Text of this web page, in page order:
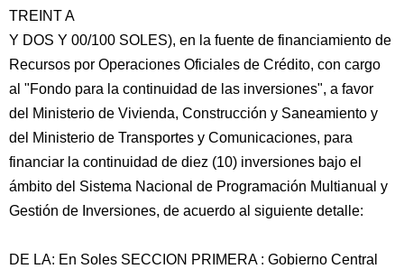
TREINT A
Y DOS Y 00/100 SOLES), en la fuente de financiamiento de
Recursos por Operaciones Oficiales de Crédito, con cargo
al "Fondo para la continuidad de las inversiones", a favor
del Ministerio de Vivienda, Construcción y Saneamiento y
del Ministerio de Transportes y Comunicaciones, para
financiar la continuidad de diez (10) inversiones bajo el
ámbito del Sistema Nacional de Programación Multianual y
Gestión de Inversiones, de acuerdo al siguiente detalle:
DE LA: En Soles SECCION PRIMERA : Gobierno Central